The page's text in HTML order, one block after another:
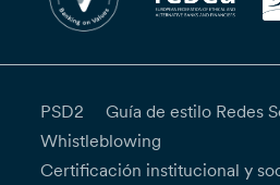
PSD2
Guía de estilo Redes
Whistleblowing
Certificación institucional y